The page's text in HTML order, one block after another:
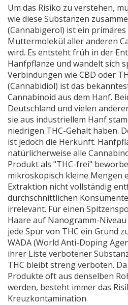
Um das Risiko zu verstehen,
wie diese Substanzen
(Cannabigerol) istein primäres
Muttermolekül aller anderen
wird. Es entsteht früh in der
Hanfpflanze und wandelt sich
Verbindungen wie CBD oder
(Cannabidiol) istdas
Cannabinoid aus dem Hanf.
Deutschland und vielen
sie aus industriellem Hanf
niedrigen THC-Gehalt haben.
ist jedoch die Herkunft.
natürlicherweise alle
Produkt als "THC-frei"
mikroskopisch kleine Mengen
Extraktion nicht vollständig
durchschnittlichen
irrelevant. Für einen
Haare auf Nanogramm-
jede Spur von THC ein Grund
WADA (World Anti-Doping
ihrer Liste verbotener
THC bleibt streng verboten. Da
Produkte oft aus denselben
werden, besteht immer das
Kreuzkontamination.